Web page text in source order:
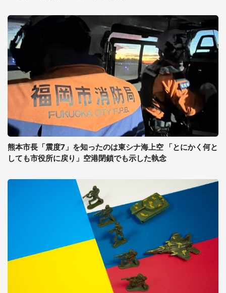
熊本市長「震度7」を知ったのは東シナ海上空 「とにかく何と
しても市役所に戻り」空港閉鎖でも示した執念